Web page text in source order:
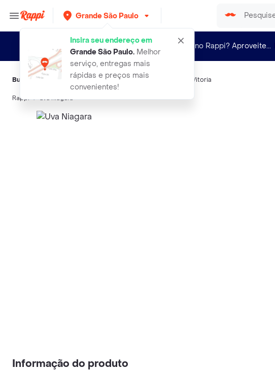
Grande São Paulo
Insira seu endereço em
Grande São Paulo.Melhor
serviço, entregas mais
rápidas e preços mais
convenientes!
Novo no Rappi? Aproveite...
Buscas relacionadas:Frutas ,Silvestrin, Doce Uva BRS Vitoria
Rappi uva niagara
Informação do produto